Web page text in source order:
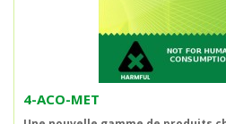
4-ACO-MET